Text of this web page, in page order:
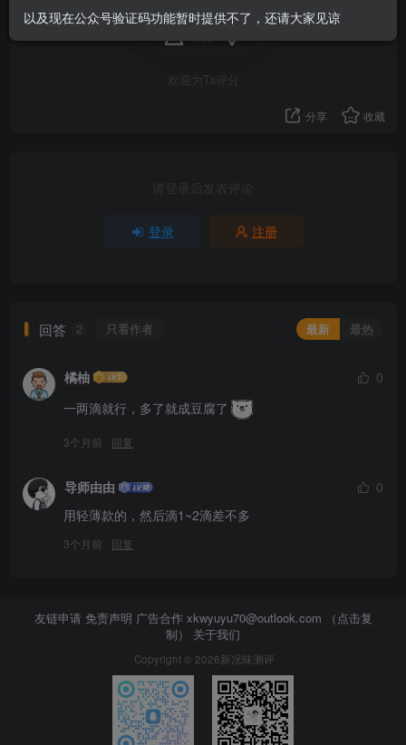
欢迎为Ta评分
分享 收藏
请登录后发表评论
登录 注册
回答 2 只看作者 最新 最热
橘柚
0
一两滴就行，多了就成豆腐了
3个月前 回复
导师由由
0
用轻薄款的，然后滴1~2滴差不多
3个月前 回复
友链申请 免责声明 广告合作xkwyuyu70@outlook.com （点击复
制） 关于我们
Copyright © 2026新况味测评
以及现在公众号验证码功能暂时提供不了，还请大家见谅